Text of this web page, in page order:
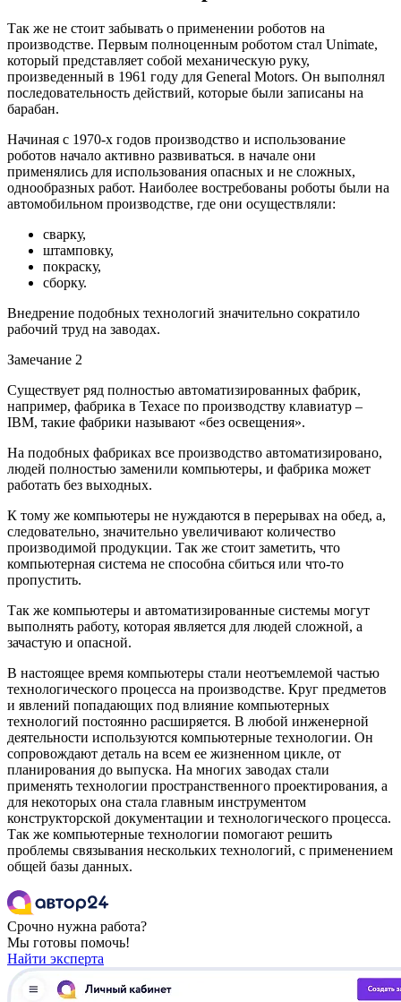
Так же не стоит забывать о применении роботов на
производстве. Первым полноценным роботом стал Unimate,
который представляет собой механическую руку,
произведенный в 1961 году для General Motors. Он выполнял
последовательность действий, которые были записаны на
барабан.
Начиная с 1970-х годов производство и использование
роботов начало активно развиваться. в начале они
применялись для использования опасных и не сложных,
однообразных работ. Наиболее востребованы роботы были на
автомобильном производстве, где они осуществляли:
сварку,
штамповку,
покраску,
сборку.
Внедрение подобных технологий значительно сократило
рабочий труд на заводах.
Замечание 2
Существует ряд полностью автоматизированных фабрик,
например, фабрика в Техасе по производству клавиатур –
IBM, такие фабрики называют «без освещения».
На подобных фабриках все производство автоматизировано,
людей полностью заменили компьютеры, и фабрика может
работать без выходных.
К тому же компьютеры не нуждаются в перерывах на обед, а,
следовательно, значительно увеличивают количество
производимой продукции. Так же стоит заметить, что
компьютерная система не способна сбиться или что-то
пропустить.
Так же компьютеры и автоматизированные системы могут
выполнять работу, которая является для людей сложной, а
зачастую и опасной.
В настоящее время компьютеры стали неотъемлемой частью
технологического процесса на производстве. Круг предметов
и явлений попадающих под влияние компьютерных
технологий постоянно расширяется. В любой инженерной
деятельности используются компьютерные технологии. Он
сопровождают деталь на всем ее жизненном цикле, от
планирования до выпуска. На многих заводах стали
применять технологии пространственного проектирования, а
для некоторых она стала главным инструментом
конструкторской документации и технологического процесса.
Так же компьютерные технологии помогают решить
проблемы связывания нескольких технологий, с применением
общей базы данных.
Срочно нужна работа?
Мы готовы помочь!
Найти эксперта